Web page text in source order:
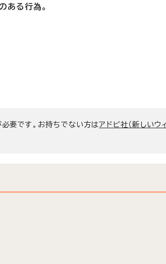
ある行為。
です。お持ちでない方はアドビ社（新しいウ